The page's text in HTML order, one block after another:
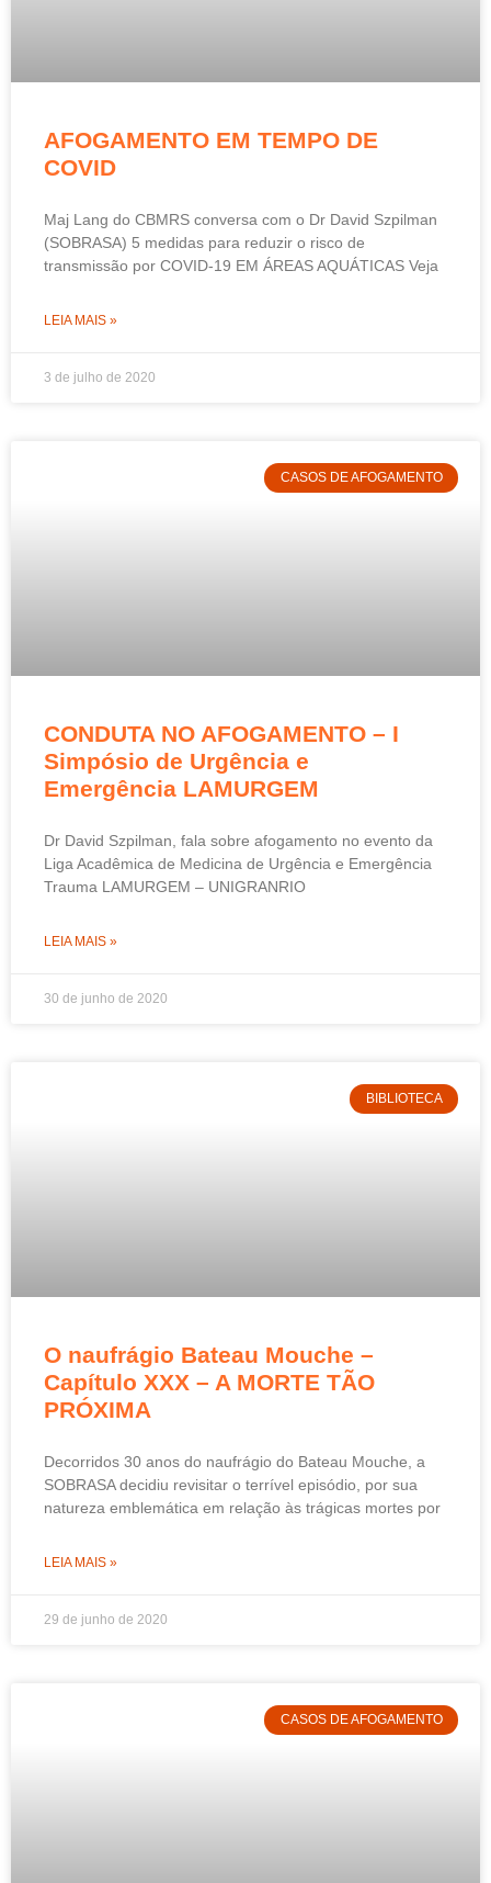
AFOGAMENTO EM TEMPO DE
COVID
Maj Lang do CBMRS conversa com o Dr David Szpilman
(SOBRASA) 5 medidas para reduzir o risco de
transmissão por COVID-19 EM ÁREAS AQUÁTICAS Veja
LEIA MAIS »
3 de julho de 2020
CASOS DE AFOGAMENTO
CONDUTA NO AFOGAMENTO – I
Simpósio de Urgência e
Emergência LAMURGEM
Dr David Szpilman, fala sobre afogamento no evento da
Liga Acadêmica de Medicina de Urgência e Emergência
Trauma LAMURGEM – UNIGRANRIO
LEIA MAIS »
30 de junho de 2020
BIBLIOTECA
O naufrágio Bateau Mouche –
Capítulo XXX – A MORTE TÃO
PRÓXIMA
Decorridos 30 anos do naufrágio do Bateau Mouche, a
SOBRASA decidiu revisitar o terrível episódio, por sua
natureza emblemática em relação às trágicas mortes por
LEIA MAIS »
29 de junho de 2020
CASOS DE AFOGAMENTO